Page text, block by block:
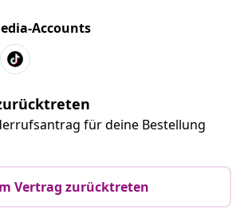
Accounts
für deine Bestellung
Vertrag zurücktreten